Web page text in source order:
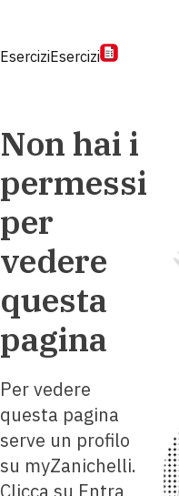
EserciziEsercizi
Non hai i
permessi
per
vedere
questa
pagina
Per vedere
questa pagina
serve un profilo
su myZanichelli.
Clicca su Entra